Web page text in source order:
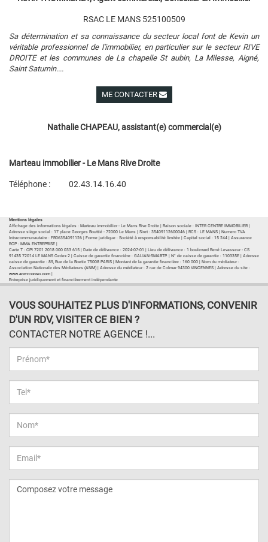
RSAC LE MANS 525100509
Sa détermination et sa connaissance du secteur local font de Kevin un
véritable professionnel de l'immobilier, en particulier sur le secteur RIVE
DROITE et les communes de La chapelle St aubin, La Milesse, Aigné,
Saint Saturnin....
ME CONTACTER
Nathalie CHAPEAU, assistant(e) commercial(e)
Marteau immobilier - Le Mans Rive Droite
Téléphone :
02.43.14.16.40
Mentions légales
Affichage des informations légales : Marteau immobilier - Le Mans Rive Droite | Raison sociale : INTER CENTRE IMMOBILIER |
Adresse siège social : 17 place Georges Bouttié - 72000 Le Mans | Siret : 35409112600046 | RCS : LE MANS | Numero TVA
Intracommunautaire : FR06354091126 | Forme juridique : Société à responsabilité limitée | Capital social : 15 244 | Assurance
RCP : MMA ENTREPRISE |
Carte T : CPI 7201 2018 000 033 615 | Date de délivrance : 2024-07-01 | Lieu de délivrance : 1 boulevard René Levasseur - CS
91435 72014 LE MANS Cedex 2 | Caisse de garantie financière : GALIAN-SMABTP. | N° de caisse de garantie : 110335E | Adresse
caisse de garantie : 89, Rue de la Boetie 75008 PARIS | Montant de la garantie financière : 160 000 | Nom du médiateur :
Association Nationale des Médiateurs (ANM) | Adresse du médiateur : 2 rue de Colmar 94300 VINCENNES | Adresse du site :
www.anm-conso.com
Entreprise juridiquement et financièrement indépendante
VOUS SOUHAITEZ PLUS D'INFORMATIONS, CONVENIR
D'UN RDV, VISITER CE BIEN ?
CONTACTER NOTRE AGENCE !...